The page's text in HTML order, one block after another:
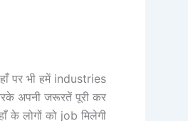
पर भी हमें industries
अपनी जरूरतें पूरी कर
के लोगों को job मिलेगी